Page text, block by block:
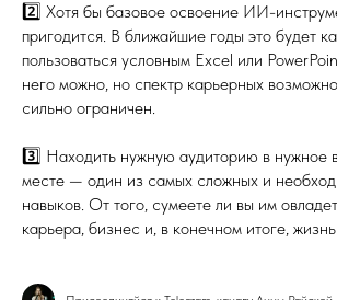
2️⃣ Хотя бы базовое освоение ИИ-
пригодится. В ближайшие годы это будет
пользоваться условным Excel или
него можно, но спектр карьерных
сильно ограничен.
3️⃣ Находить нужную аудиторию в нужное
месте — один из самых сложных и
навыков. От того, сумеете ли вы им
карьера, бизнес и, в конечном итоге,